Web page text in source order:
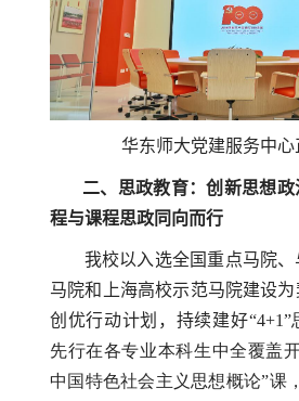
华东师大党建服务中心
二、思政教育：创新思想政
程与课程思政同向而行
我校以入选全国重点马院
马院和上海高校示范马院建设
创优行动计划，持续建好“4+1”
先行在各专业本科生中全覆盖
中国特色社会主义思想概论”课